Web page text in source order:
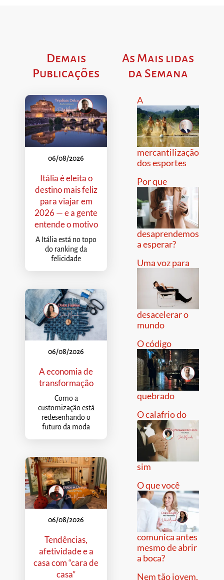
Demais
Publicações
06/08/2026
Itália é eleita o
destino mais feliz
para viajar em
2026 — e a gente
entende o motivo
A Itália está no topo
do ranking da
felicidade
06/08/2026
A economia de
transformação
Como a
customização está
redesenhando o
futuro da moda
06/08/2026
Tendências,
afetividade e a
casa com “cara de
casa”
As Mais lidas
da Semana
A
mercantilização
dos esportes
Por que
desaprendemos
a esperar?
Uma voz para
desacelerar o
mundo
O código
quebrado
O calafrio do
sim
O que você
comunica antes
mesmo de abrir
a boca?
Nem tão jovem,